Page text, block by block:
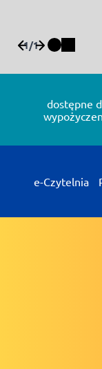
1/1
dostępne
e-Czytelnia